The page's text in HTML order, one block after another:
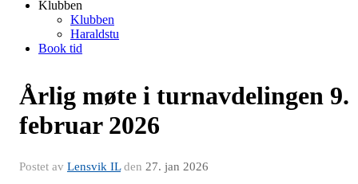
Klubben
Klubben
Haraldstu
Book tid
Årlig møte i turnavdelingen 9.
februar 2026
Postet av Lensvik ILden 27. jan 2026